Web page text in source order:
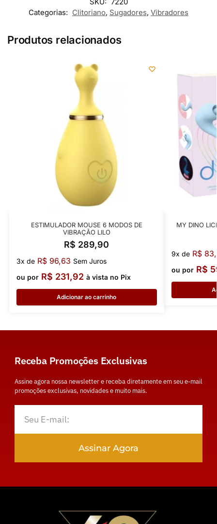
Categorias: Clitoriano, Sugadores, Vibradores
Produtos relacionados
ESTIMULADOR MOUSE 6 MODOS DE
VIBRAÇÃO LILO
R$ 289,90
3x de R$96,63 Sem Juros
ou por R$ 231,92 à vista no Pix
Adicionar ao carrinho
MY DINO
9x de R$
ou por R$
Receba Promoções Exclusivas
Assine agora nossa newsletter e receba diretamente em seu e-mail
promoções exclusivas, novidades e muito mais.
Assinar Agora